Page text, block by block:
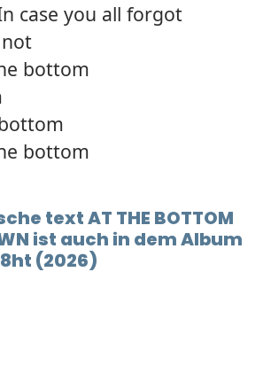
case you all forgot
bottom
bottom
text AT THE BOTTOM
ist auch in dem Album
(2026)